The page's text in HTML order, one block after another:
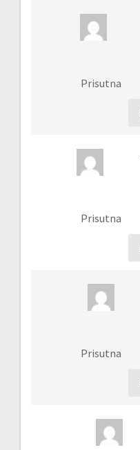
Prisutna
Prisutna
Prisutna